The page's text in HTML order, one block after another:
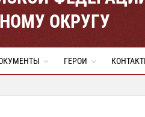
ОКРУГУ
ГЕРОИ